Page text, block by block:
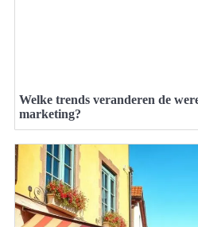
Welke trends veranderen de
marketing?